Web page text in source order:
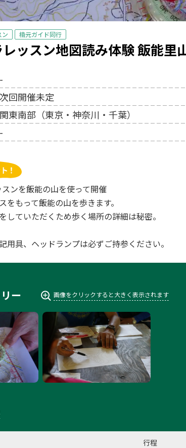
ン 楠元ガイド同行
ッスン地図読み体験 飯能里
-
次回開催未定
関東南部（東京・神奈川・千葉）
-
ンを飯能の山を使って開催
をもって飯能の山を歩きます。
していただくため歩く場所の詳細は秘密。
用具、ヘッドランプは必ずご持参ください。
ー 画像をクリックすると大きく表示されます
行程